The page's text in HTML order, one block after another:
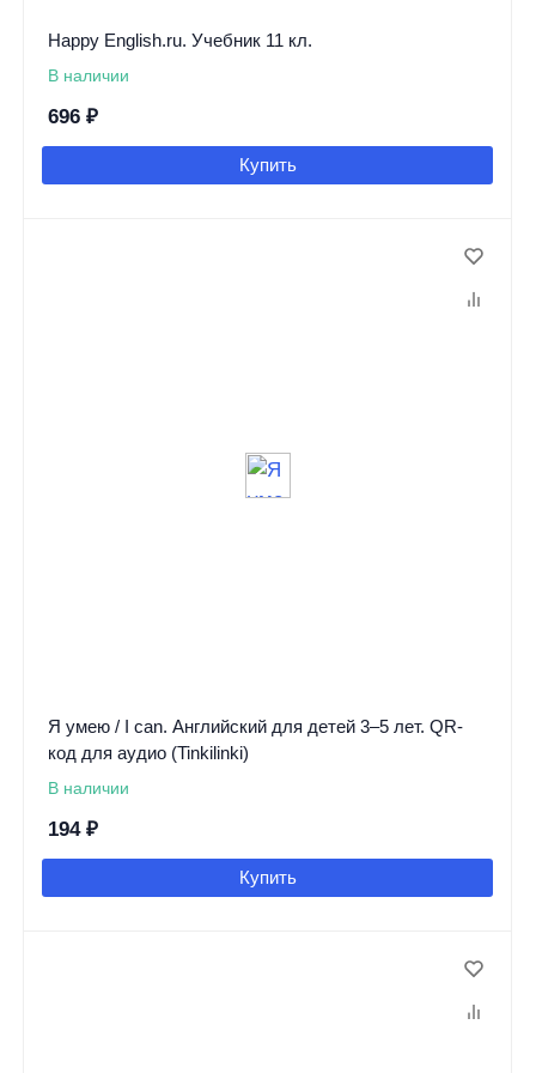
Happy English.ru. Учебник 11 кл.
В наличии
696 ₽
Купить
Я умею / I can. Английский для детей 3–5 лет. QR-
код для аудио (Tinkilinki)
В наличии
194 ₽
Купить